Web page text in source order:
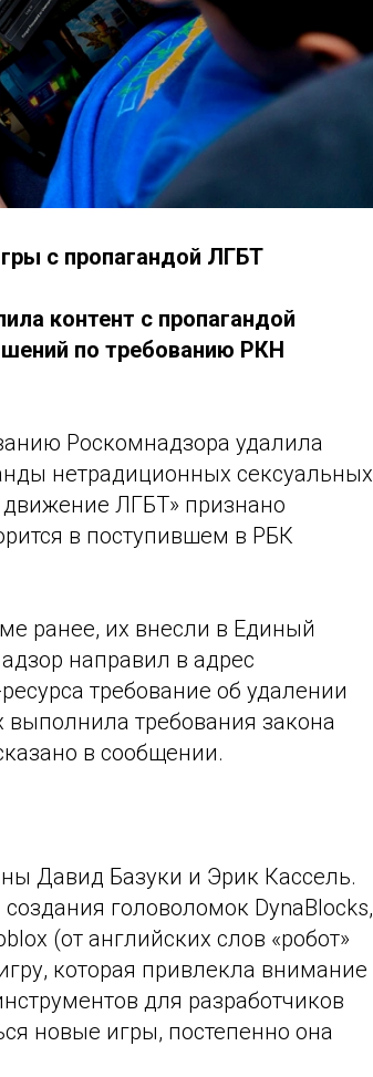
с пропагандой ЛГБТ
контент с пропагандой
по требованию РКН
Роскомнадзора удалила
нетрадиционных сексуальных
ЛГБТ» признано
в поступившем в РБК
ранее, их внесли в Единый
направил в адрес
требование об удалении
выполнила требования закона
в сообщении.
Давид Базуки и Эрик Кассель.
головоломок DynaBlocks,
(от английских слов «робот»
которая привлекла внимание
для разработчиков
новые игры, постепенно она